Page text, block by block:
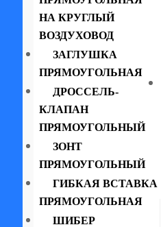
НА КРУГЛЫЙ
ВОЗДУХОВОД
ЗАГЛУШКА
ПРЯМОУГОЛЬНАЯ
ДРОССЕЛЬ-
КЛАПАН
ПРЯМОУГОЛЬНЫЙ
ЗОНТ
ПРЯМОУГОЛЬНЫЙ
ГИБКАЯ ВСТАВКА
ПРЯМОУГОЛЬНАЯ
ШИБЕР